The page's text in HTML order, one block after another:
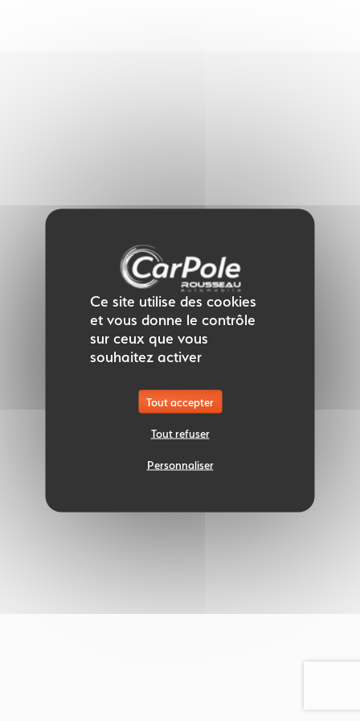
Ce site utilise des cookies
et vous donne le contrôle
sur ceux que vous
souhaitez activer
Tout accepter
Tout refuser
Personnaliser